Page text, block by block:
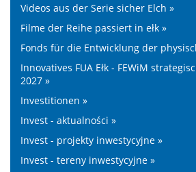
Videos aus der Serie sicher Elch »
Filme der Reihe passiert in ełk »
Fonds für die Entwicklung der
Innovatives FUA Ełk - FEWiM
2027 »
Investitionen »
Invest - aktualności »
Invest - projekty inwestycyjne »
Invest - tereny inwestycyjne »